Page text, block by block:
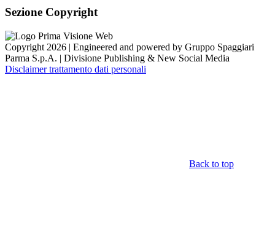
Sezione Copyright
Copyright 2026 | Engineered and powered by Gruppo Spaggiari
Parma S.p.A. | Divisione Publishing & New Social Media
Disclaimer trattamento dati personali
Back to top